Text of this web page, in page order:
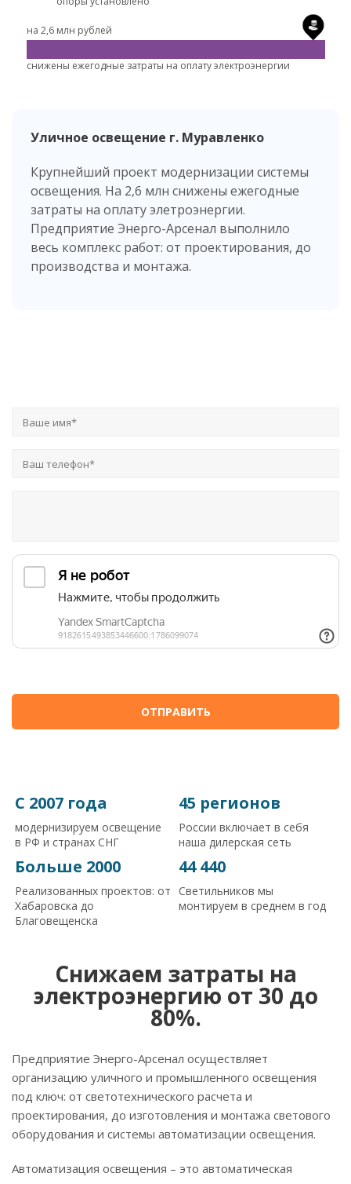
на 2,6 млн рублей
снижены ежегодные затраты на оплату электроэнергии
Уличное освещение г. Муравленко
Крупнейший проект модернизации системы
освещения. На 2,6 млн снижены ежегодные
затраты на оплату элетроэнергии.
Предприятие Энерго-Арсенал выполнило
весь комплекс работ: от проектирования, до
производства и монтажа.
С 2007 года
модернизируем освещение
в РФ и странах СНГ
45 регионов
России включает в себя
наша дилерская сеть
Больше 2000
Реализованных проектов: от
Хабаровска до
Благовещенска
44 440
Светильников мы
монтируем в среднем в год
Снижаем затраты на
электроэнергию от 30 до
80%.
Предприятие Энерго-Арсенал осуществляет
организацию уличного и промышленного освещения
под ключ: от светотехнического расчета и
проектирования, до изготовления и монтажа светового
оборудования и системы автоматизации освещения.
Автоматизация освещения – это автоматическая